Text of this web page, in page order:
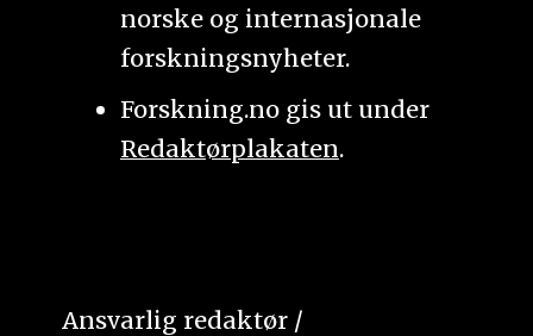
norske og internasjonale
forskningsnyheter.
Forskning.no gis ut under
Redaktørplakaten.
Ansvarlig redaktør /